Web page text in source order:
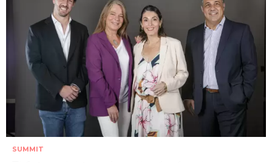
SUMMIT